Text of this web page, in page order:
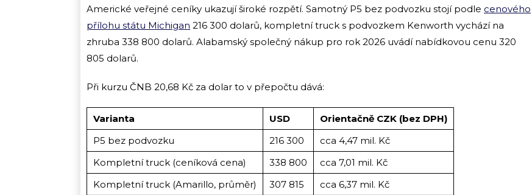
Americké veřejné ceníky ukazují široké rozpětí. Samotný P5 bez podvozku stojí podle cenového
přílohu státu Michigan 216 300 dolarů, kompletní truck s podvozkem Kenworth vychází na
zhruba 338 800 dolarů. Alabamský společný nákup pro rok 2026 uvádí nabídkovou cenu 320
805 dolarů.
Při kurzu ČNB 20,68 Kč za dolar to v přepočtu dává:
Varianta USD
Orientačně CZK (bez DPH)
P5 bez podvozku
216 300
cca 4,47 mil. Kč
Kompletní truck (ceníková cena)
338 800
cca 7,01 mil. Kč
Kompletní truck (Amarillo, průměr)
307 815 cca 6,37 mil. Kč